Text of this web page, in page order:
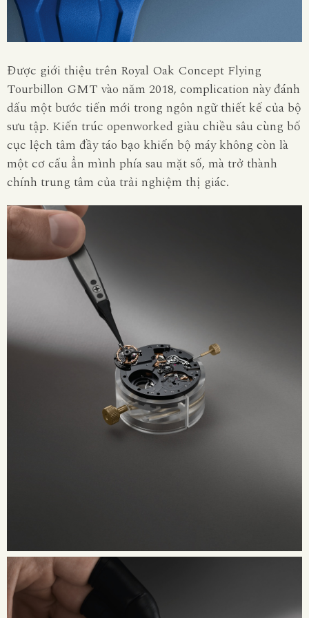
Được giới thiệu trên Royal Oak Concept Flying
Tourbillon GMT vào năm 2018, complication này đánh
dấu một bước tiến mới trong ngôn ngữ thiết kế của bộ
sưu tập. Kiến trúc openworked giàu chiều sâu cùng bố
cục lệch tâm đầy táo bạo khiến bộ máy không còn là
một cơ cấu ẩn mình phía sau mặt số, mà trở thành
chính trung tâm của trải nghiệm thị giác.